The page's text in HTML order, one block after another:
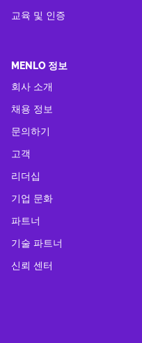
교육 및 인증
MENLO 정보
회사 소개
채용 정보
문의하기
고객
리더십
기업 문화
파트너
기술 파트너
신뢰 센터